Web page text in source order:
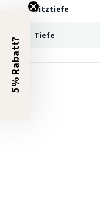
Sitztiefe
Tiefe
5% Rabatt?